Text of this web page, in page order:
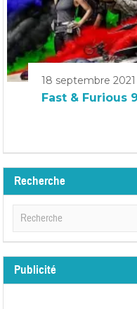
18 septembre 2021
Fast & Furious 9
Recherche
Publicité